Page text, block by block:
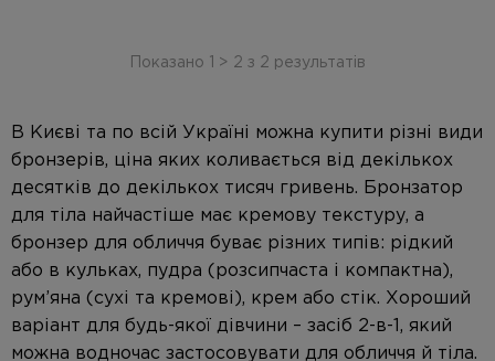
Показано > 2 з 2 результатів
В Києві та по всій Україні можна купити різні види
бронзерів, ціна яких коливається від декількох
десятків до декількох тисяч гривень. Бронзатор
для тіла найчастіше має кремову текстуру, а
бронзер для обличчя буває різних типів: рідкий
або в кульках, пудра (розсипчаста і компактна),
рум’яна (сухі та кремові), крем або стік. Хороший
варіант для будь-якої дівчини – засіб 2-в-1, який
можна водночас застосовувати для обличчя й тіла.